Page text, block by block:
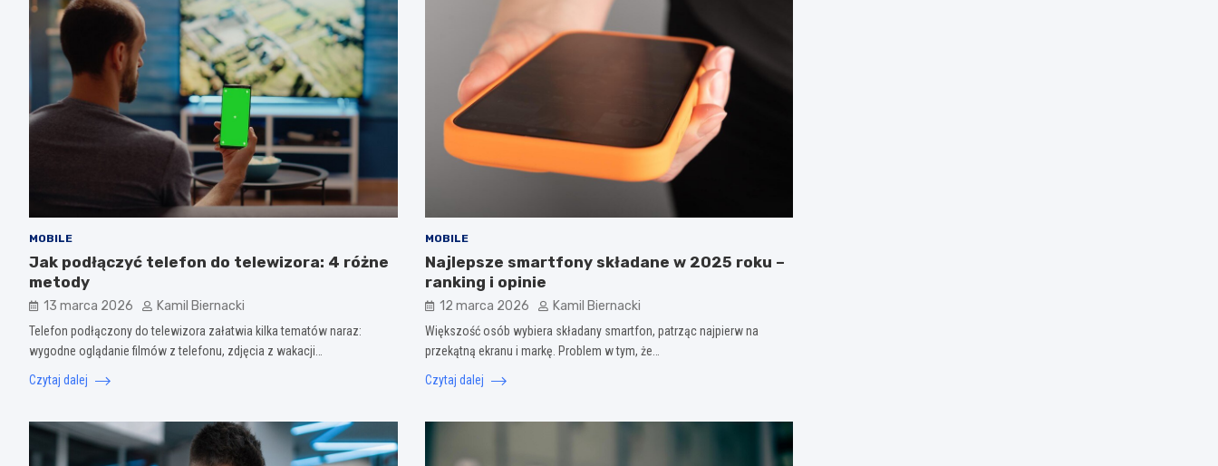
MOBILE
Jak podłączyć telefon do telewizora: 4 różne
metody
13 marca 2026 Kamil Biernacki
Telefon podłączony do telewizora załatwia kilka tematów naraz:
wygodne oglądanie filmów z telefonu, zdjęcia z wakacji…
Czytaj dalej
MOBILE
Najlepsze smartfony składane w 2025 roku –
ranking i opinie
12 marca 2026 Kamil Biernacki
Większość osób wybiera składany smartfon, patrząc najpierw na
przekątną ekranu i markę. Problem w tym, że…
Czytaj dalej